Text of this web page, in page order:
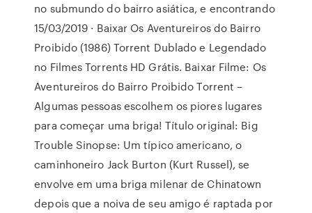
no submundo do bairro asiática, e encontrando
15/03/2019 · Baixar Os Aventureiros do Bairro
Proibido (1986) Torrent Dublado e Legendado
no Filmes Torrents HD Grátis. Baixar Filme: Os
Aventureiros do Bairro Proibido Torrent –
Algumas pessoas escolhem os piores lugares
para começar uma briga! Título original: Big
Trouble Sinopse: Um típico americano, o
caminhoneiro Jack Burton (Kurt Russel), se
envolve em uma briga milenar de Chinatown
depois que a noiva de seu amigo é raptada por